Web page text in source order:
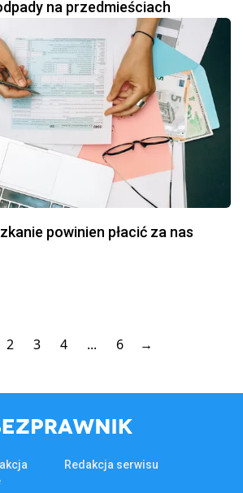
na przedmieściach
powinien płacić za nas
2 3 4 ... 6 →
Redakcja serwisu